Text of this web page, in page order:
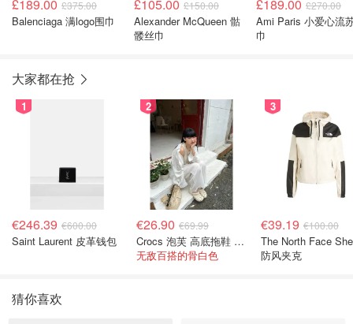
£189.00 £375.00
Balenciaga 满logo围巾
£105.00 £150.00
Alexander McQueen 骷
髅丝巾
£189.00 £270.00
Ami Paris 小爱心流
巾
大家都在抢
1
€246.39 €600.00
Saint Laurent 皮革钱包
2
€26.90 €69.99
Crocs 泡芙 高底拖鞋 卡其色
无敌百搭的骨白色
3
€39.19 €100.00
The North Face
防风夹克
猜你喜欢